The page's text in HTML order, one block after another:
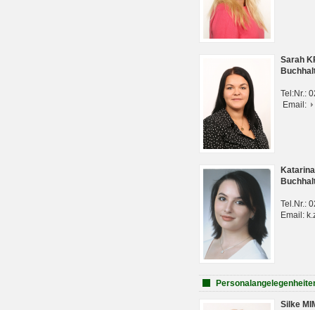
Sarah
Tel:Nr.:
Email:
Tel.Nr.:
Email:
Silke